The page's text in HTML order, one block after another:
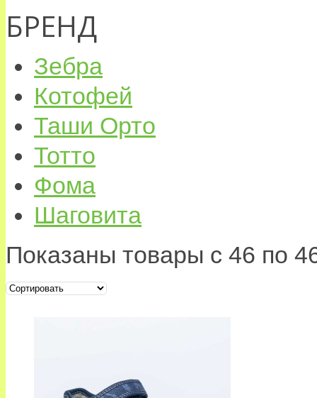
БРЕНД
Зебра
Котофей
Таши Орто
Тотто
Фома
Шаговита
Показаны товары с 46 по